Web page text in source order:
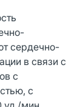
сердечно-
в связи с
с
с